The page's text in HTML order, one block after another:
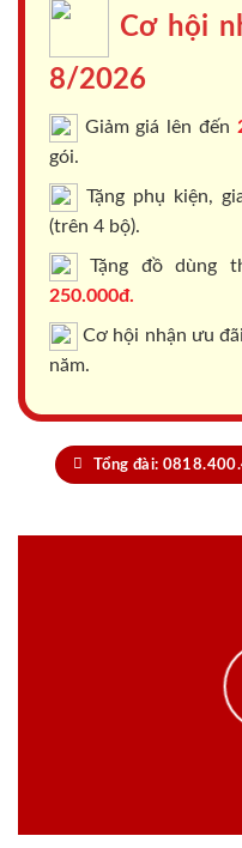
Cơ hội
8/2026
Giảm giá lên đến
gói.
Tặng phụ kiện,
(trên 4 bộ).
Tặng đồ dùng
250.000đ.
Cơ hội nhận ưu
năm.
Tổng đài: